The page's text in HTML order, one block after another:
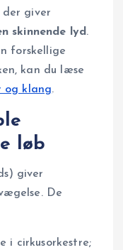
der giver
skinnende lyd .
forskellige
kan du læse
og klang.
løb
giver
De
i cirkusorkestre;